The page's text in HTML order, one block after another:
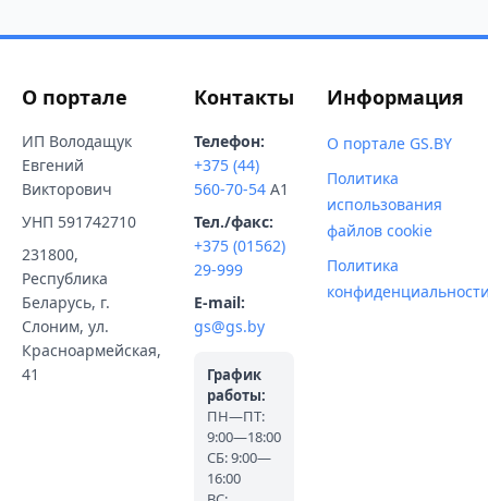
О портале
ИП Володащук
Евгений
Викторович
УНП 591742710
231800,
Республика
Беларусь, г.
Слоним, ул.
Красноармейская,
41
Контакты
Телефон:
+375 (44)
560-70-54 A1
Тел./факс:
+375 (01562)
29-999
E-mail:
gs@gs.by
График
работы:
ПН—ПТ:
9:00—18:00
СБ: 9:00—
16:00
Информация
О портале GS.BY
Политика
использования
файлов cookie
Политика